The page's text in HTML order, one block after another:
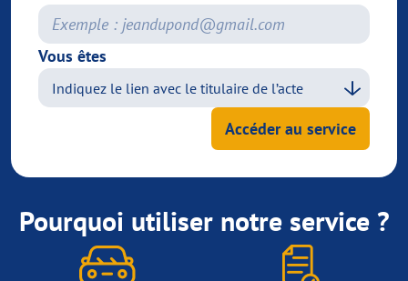
Vous êtes
Accéder au service
Pourquoi utiliser notre service ?